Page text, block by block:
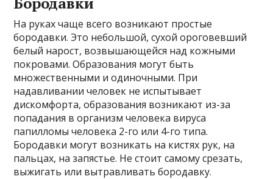
На руках чаще всего возникают простые
бородавки. Это небольшой, сухой ороговевший
белый нарост, возвышающейся над кожными
покровами. Образования могут быть
множественными и одиночными. При
надавливании человек не испытывает
дискомфорта, образования возникают из-за
попадания в организм человека вируса
папилломы человека 2-го или 4-го типа.
Бородавки могут возникать на кистях рук, на
пальцах, на запястье. Не стоит самому срезать,
выжигать или вытравливать бородавку.